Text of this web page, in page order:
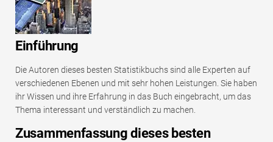
Einführung
Die Autoren dieses besten Statistikbuchs sind alle Experten auf
verschiedenen Ebenen und mit sehr hohen Leistungen. Sie haben
ihr Wissen und ihre Erfahrung in das Buch eingebracht, um das
Thema interessant und verständlich zu machen.
Zusammenfassung dieses besten